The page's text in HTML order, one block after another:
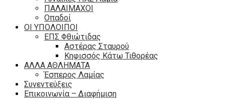
ΠΑΛΑΙΜΑΧΟΙ
Οπαδοί
ΟΙ ΥΠΟΛΟΙΠΟΙ
ΕΠΣ Φθιώτιδας
Αστέρας Σταυρού
Κηφισσός Κάτω Τιθορέας
ΑΛΛΑ ΑΘΛΗΜΑΤΑ
Έσπερος Λαμίας
Συνεντεύξεις
Επικοινωνία – Διαφήμιση